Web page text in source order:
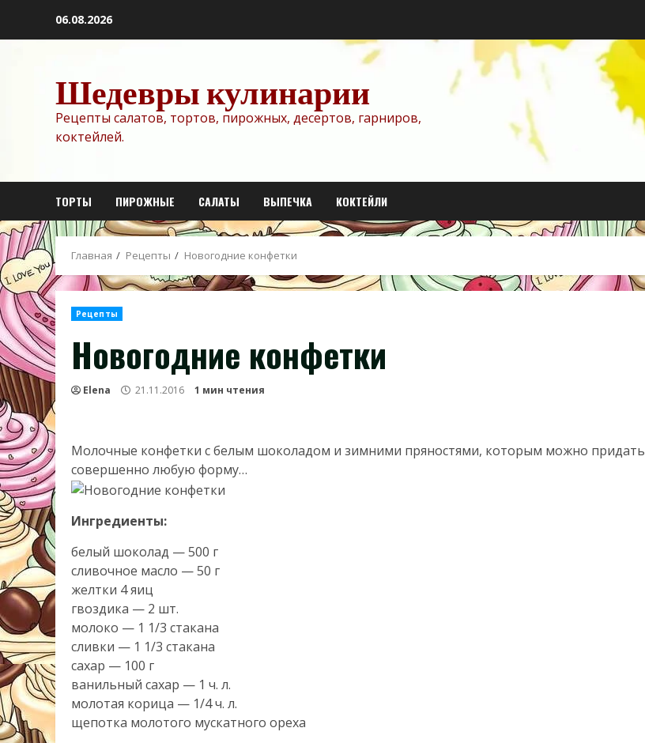
06.08.2026
Шедевры кулинарии
Рецепты салатов, тортов, пирожных, десертов, гарниров,
коктейлей.
ТОРТЫ ПИРОЖНЫЕ САЛАТЫ ВЫПЕЧКА КОКТЕЙЛИ
Главная Рецепты Новогодние конфетки
Рецепты
Новогодние конфетки
Elena 21.11.2016 1 мин чтения
Молочные конфетки с белым шоколадом и зимними пряностями, которым можно придать
совершенно любую форму…
Ингредиенты:
белый шоколад — 500 г
сливочное масло — 50 г
желтки 4 яиц
гвоздика — 2 шт.
молоко — 1 1/3 стакана
сливки — 1 1/3 стакана
сахар — 100 г
ванильный сахар — 1 ч. л.
молотая корица — 1/4 ч. л.
щепотка молотого мускатного ореха